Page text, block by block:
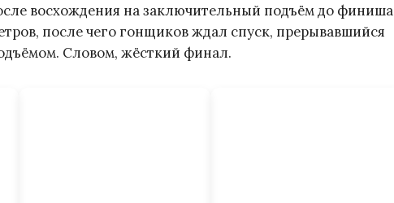
восхождения на заключительный подъём до финиша
после чего гонщиков ждал спуск, прерывавшийся
Словом, жёсткий финал.